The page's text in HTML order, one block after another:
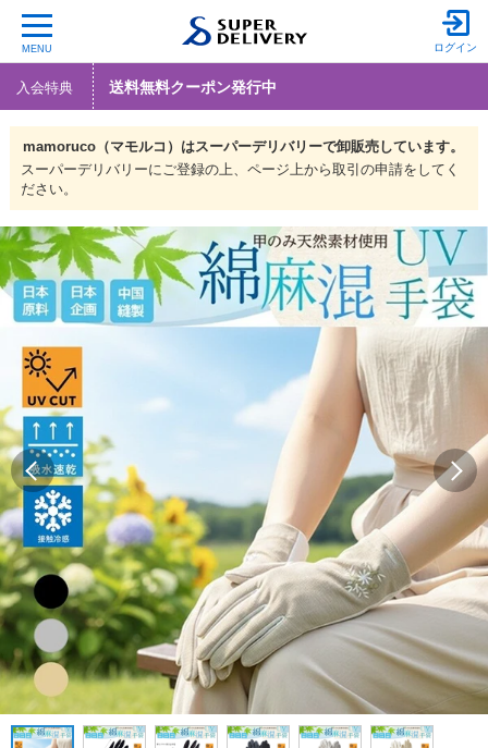
MENU ログイン
入会特典 送料無料クーポン発行中
mamoruco（マモルコ）はスーパーデリバリーで卸販売しています。
スーパーデリバリーにご登録の上、ページ上から取引の申請をしてく
ださい。